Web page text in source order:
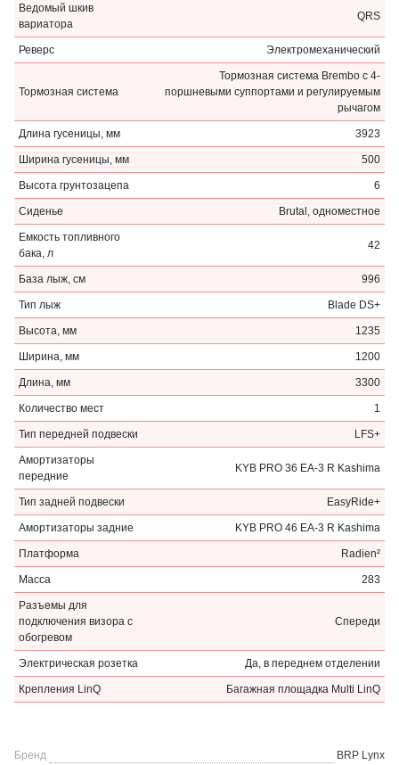
Ведомый шкив
вариатора
QRS
Реверс Электромеханический
Тормозная система
Тормозная система Brembo с 4-
поршневыми суппортами и регулируемым
рычагом
Длина гусеницы, мм 3923
Ширина гусеницы, мм 500
Высота грунтозацепа 6
Сиденье Brutal, одноместное
Емкость топливного
бака, л
42
База лыж, см 996
Тип лыж Blade DS+
Высота, мм 1235
Ширина, мм 1200
Длина, мм 3300
Количество мест 1
Тип передней подвески LFS+
Амортизаторы
передние
KYB PRO 36 EA-3 R Kashima
Тип задней подвески EasyRide+
Амортизаторы задние KYB PRO 46 EA-3 R Kashima
Платформа Radien²
Масса 283
Разъемы для
подключения визора с
обогревом
Спереди
Электрическая розетка Да, в переднем отделении
Крепления LinQ Багажная площадка Multi LinQ
Бренд
BRP Lynx